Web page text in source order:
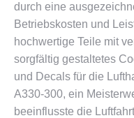
durch eine
Betriebskosten und
hochwertige Teile mit
sorgfältig gestaltetes
und Decals für die
A330-300, ein
beeinflusste die